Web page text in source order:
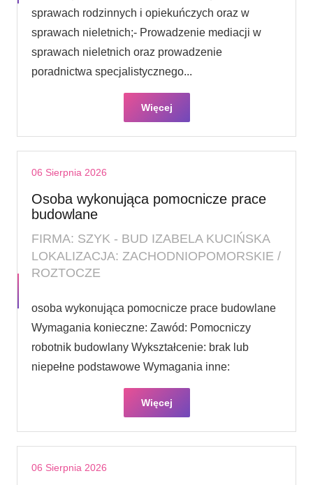
sprawach rodzinnych i opiekuńczych oraz w
sprawach nieletnich;- Prowadzenie mediacji w
sprawach nieletnich oraz prowadzenie
poradnictwa specjalistycznego...
Więcej
06 Sierpnia 2026
Osoba wykonująca pomocnicze prace
budowlane
FIRMA: SZYK - BUD IZABELA KUCIŃSKA
LOKALIZACJA: ZACHODNIOPOMORSKIE /
ROZTOCZE
osoba wykonująca pomocnicze prace budowlane
Wymagania konieczne: Zawód: Pomocniczy
robotnik budowlany Wykształcenie: brak lub
niepełne podstawowe Wymagania inne:
Więcej
06 Sierpnia 2026